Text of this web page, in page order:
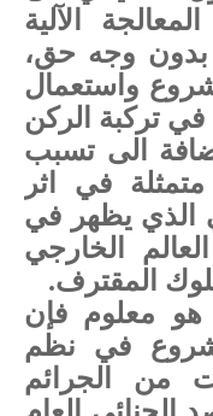
الآلية
بدون وجه حق،
واستعمال
تركبة الركن
الى تسبب
في اثر
الذي يظهر في
الخارجي
المقترف.
هو معلوم فإن
في نظم
من الجرائم